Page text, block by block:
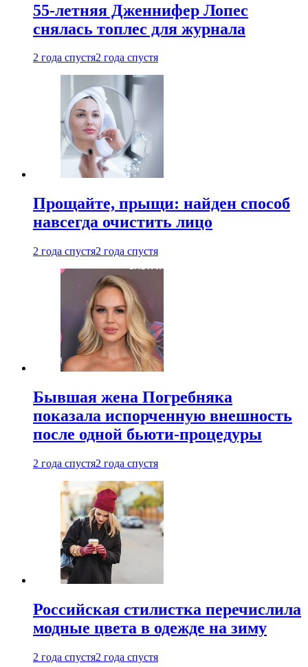
55-летняя Дженнифер Лопес
снялась топлес для журнала
2 года спустя2 года спустя
Прощайте, прыщи: найден способ
навсегда очистить лицо
2 года спустя2 года спустя
Бывшая жена Погребняка
показала испорченную внешность
после одной бьюти-процедуры
2 года спустя2 года спустя
Российская стилистка перечислила
модные цвета в одежде на зиму
2 года спустя2 года спустя